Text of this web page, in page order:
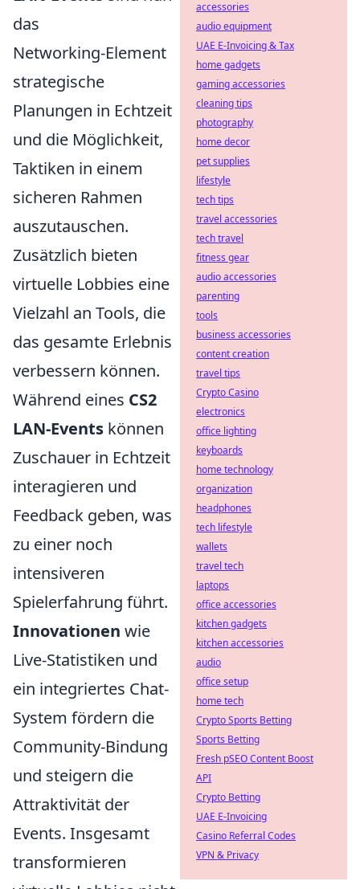
das
Networking-Element
strategische
Planungen in Echtzeit
und die Möglichkeit,
Taktiken in einem
sicheren Rahmen
auszutauschen.
Zusätzlich bieten
virtuelle Lobbies eine
Vielzahl an Tools, die
das gesamte Erlebnis
verbessern können.
Während eines CS2
LAN-Events können
Zuschauer in Echtzeit
interagieren und
Feedback geben, was
zu einer noch
intensiveren
Spielerfahrung führt.
Innovationen wie
Live-Statistiken und
ein integriertes Chat-
System fördern die
Community-Bindung
und steigern die
Attraktivität der
Events. Insgesamt
transformieren
accessories
audio equipment
UAE E-Invoicing & Tax
home gadgets
gaming accessories
cleaning tips
photography
home decor
pet supplies
lifestyle
tech tips
travel accessories
tech travel
fitness gear
audio accessories
parenting
tools
business accessories
content creation
travel tips
Crypto Casino
electronics
office lighting
keyboards
home technology
organization
headphones
tech lifestyle
wallets
travel tech
laptops
office accessories
kitchen gadgets
kitchen accessories
audio
office setup
home tech
Crypto Sports Betting
Sports Betting
Fresh pSEO Content Boost
API
Crypto Betting
UAE E-Invoicing
Casino Referral Codes
VPN & Privacy